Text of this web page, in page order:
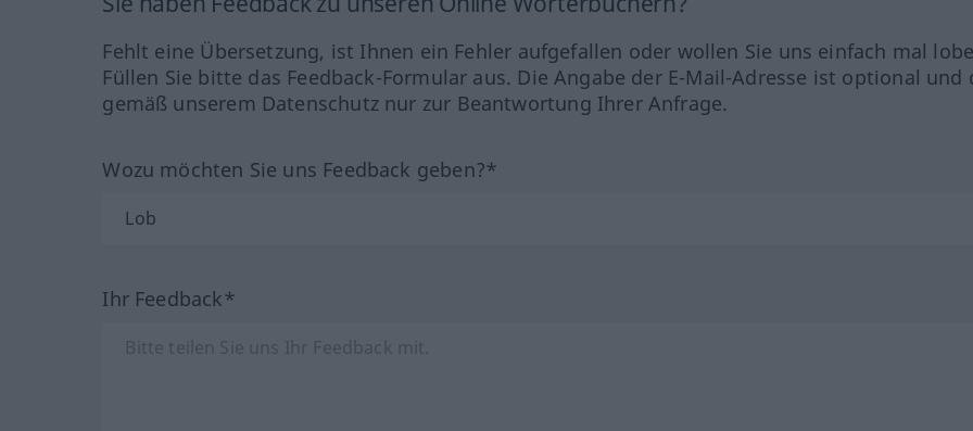
Fehlt eine Übersetzung, ist Ihnen ein Fehler aufgefallen oder wollen Sie uns einfach mal
Füllen Sie bitte das Feedback-Formular aus. Die Angabe der E-Mail-Adresse ist optional und
gemäß unserem Datenschutz nur zur Beantwortung Ihrer Anfrage.
Wozu möchten Sie uns Feedback geben?*
Ihr Feedback*